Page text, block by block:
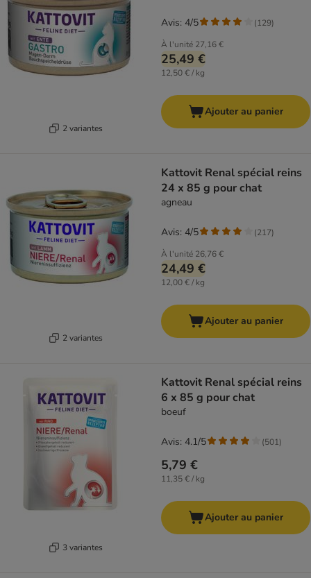
2 variantes
À l'unité 27,16 €
25,49 €
12,50 € / kg
Avis: 4/5 (129)
Ajouter au panier
2 variantes
Kattovit Renal spécial reins
24 x 85 g pour chat
agneau
À l'unité 26,76 €
24,49 €
12,00 € / kg
Avis: 4/5 (217)
Ajouter au panier
3 variantes
Kattovit Renal spécial reins
6 x 85 g pour chat
boeuf
5,79 €
11,35 € / kg
Avis: 4.1/5 (501)
Ajouter au panier